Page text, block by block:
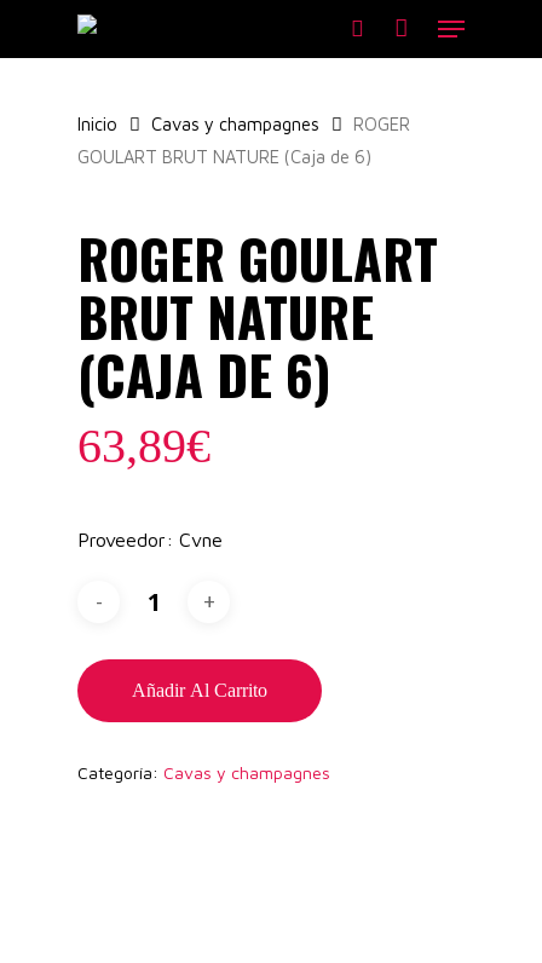
main
search
Menu
Inicio Cavas y champagnes
ROGER
GOULART BRUT NATURE (Caja de 6)
ROGER GOULART
BRUT NATURE
(CAJA DE 6)
63,89€
Proveedor: Cvne
Añadir Al Carrito
Categoría: Cavas y champagnes